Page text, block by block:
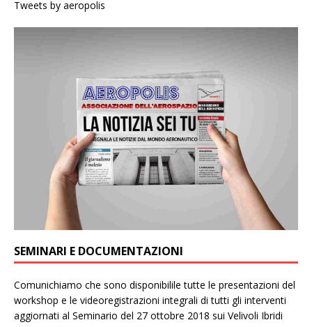
Tweets by aeropolis
SEMINARI E DOCUMENTAZIONI
Comunichiamo che sono disponibilile tutte le presentazioni del
workshop e le videoregistrazioni integrali di tutti gli interventi
aggiornati al Seminario del 27 ottobre 2018 sui Velivoli Ibridi